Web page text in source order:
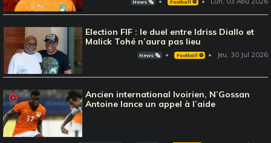
News 🗞️ Football ⚽️
Election FIF : le duel entre Idriss Diallo et
Malick Tohé n’aura pas lieu
News 🗞️ Football ⚽️ Jeu, 30 Jul 2026
Ancien international Ivoirien, N’Gossan
Antoine lance un appel à l’aide